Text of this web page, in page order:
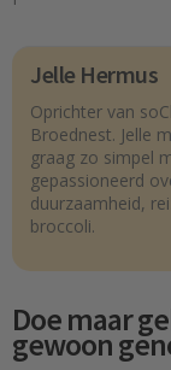
Jelle Hermus
Oprichter van
Broednest. Jelle
graag zo simpel
gepassioneerd
duurzaamheid,
broccoli.
Doe maar
gewoon